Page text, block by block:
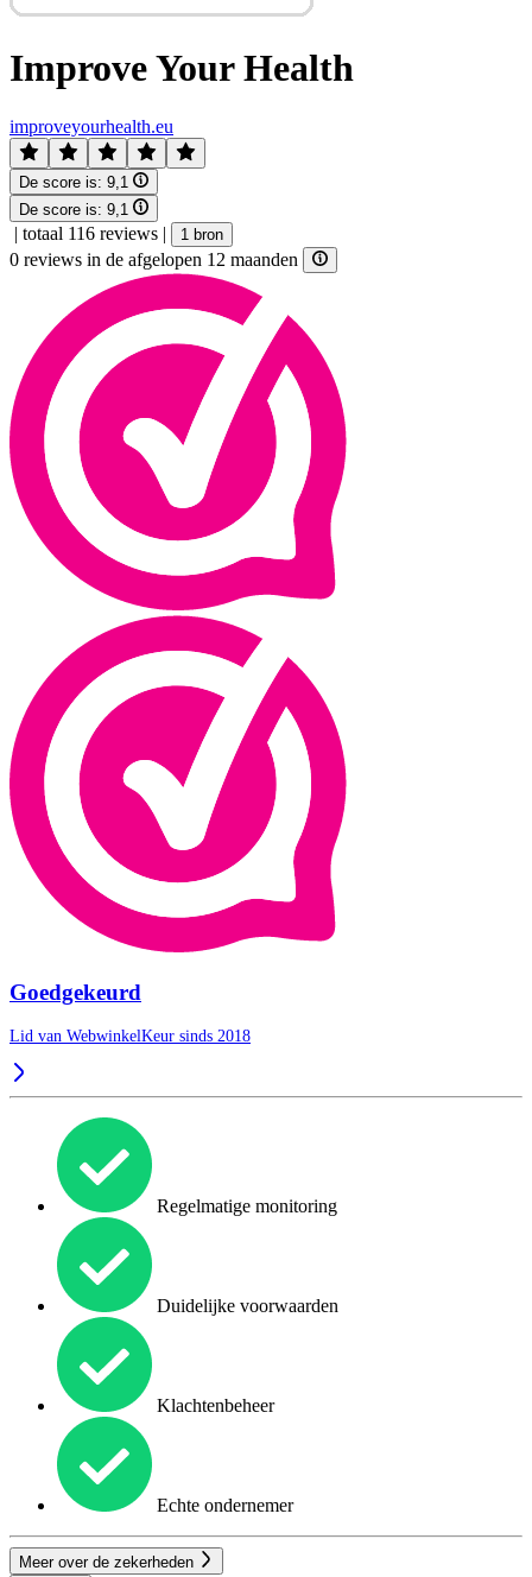
Improve Your Health
improveyourhealth.eu
De score is: 9,1
De score is: 9,1
| totaal 116 reviews | 1 bron
0 reviews in de afgelopen 12 maanden
Goedgekeurd
Lid van WebwinkelKeur sinds 2018
Regelmatige monitoring
Duidelijke voorwaarden
Klachtenbeheer
Echte ondernemer
Meer over de zekerheden